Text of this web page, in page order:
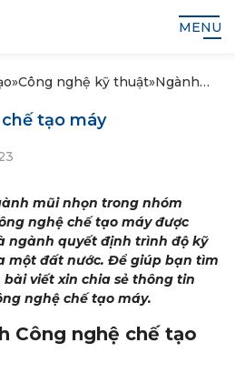
MENU
»Công nghệ kỹ thuật»Ngành
tạo máy
mũi nhọn trong nhóm
nghệ chế tạo máy được
ngành quyết định trình độ kỹ
một đất nước. Để giúp bạn tìm
viết xin chia sẻ thông tin
nghệ chế tạo máy.
Công nghệ chế tạo